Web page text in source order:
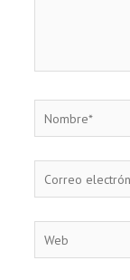
Nombre*
Correo
Web